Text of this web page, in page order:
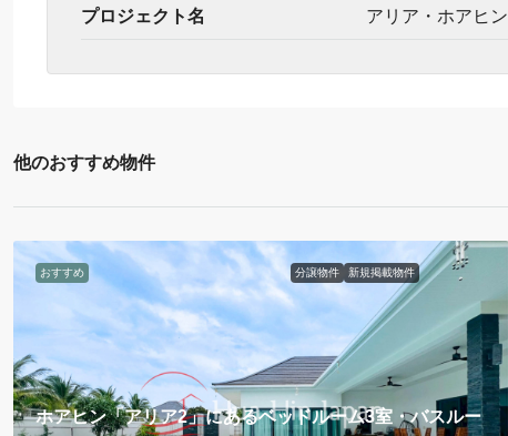
プロジェクト名 アリア・ホアヒン
他のおすすめ物件
おすすめ 分譲物件 新規掲載物件
ホアヒン「アリア2」にあるベッドルーム3室・バスルー